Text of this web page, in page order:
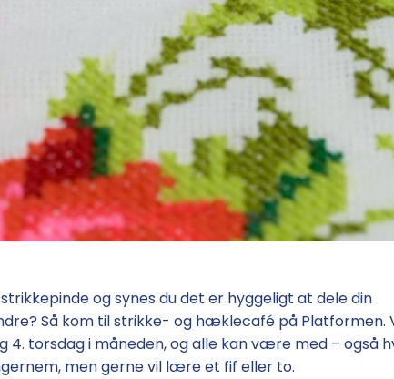
og synes du det er hyggeligt at dele din
Så kom til strikke- og hæklecafé på Platformen.
4. torsdag i måneden, og alle kan være med – også
men gerne vil lære et fif eller to.